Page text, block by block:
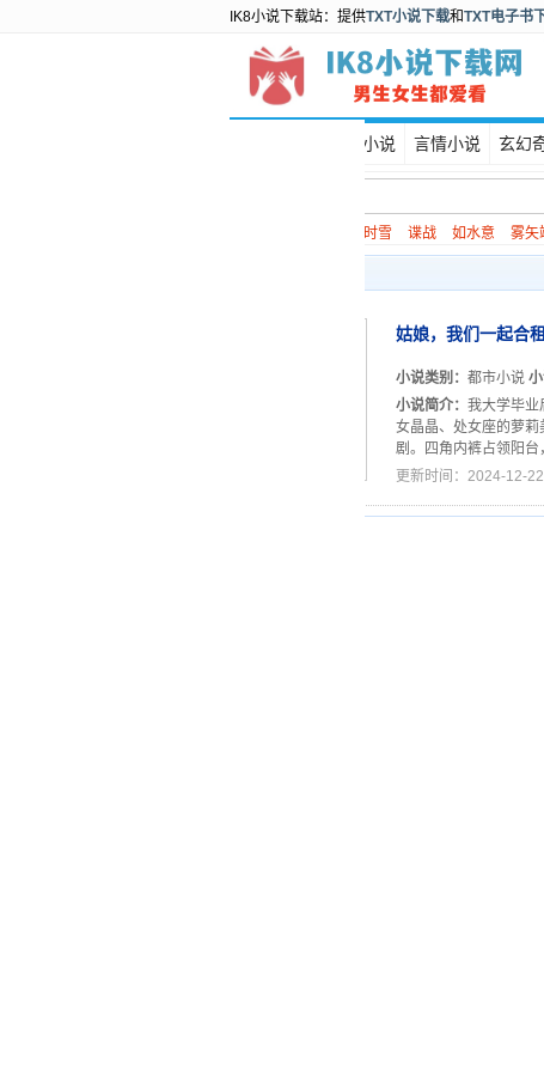
IK8小说下载站：提供TXT小说下载和TXT电子书
都市小说 言情小说 玄幻
除夕子时雪 谍战 如水意 雾矢
姑娘，我们一起合
小说类别： 都市小说 小
小说简介： 我大学毕业
女晶晶、处女座的萝
剧。四角内裤占领阳台
更新时间：2024-12-